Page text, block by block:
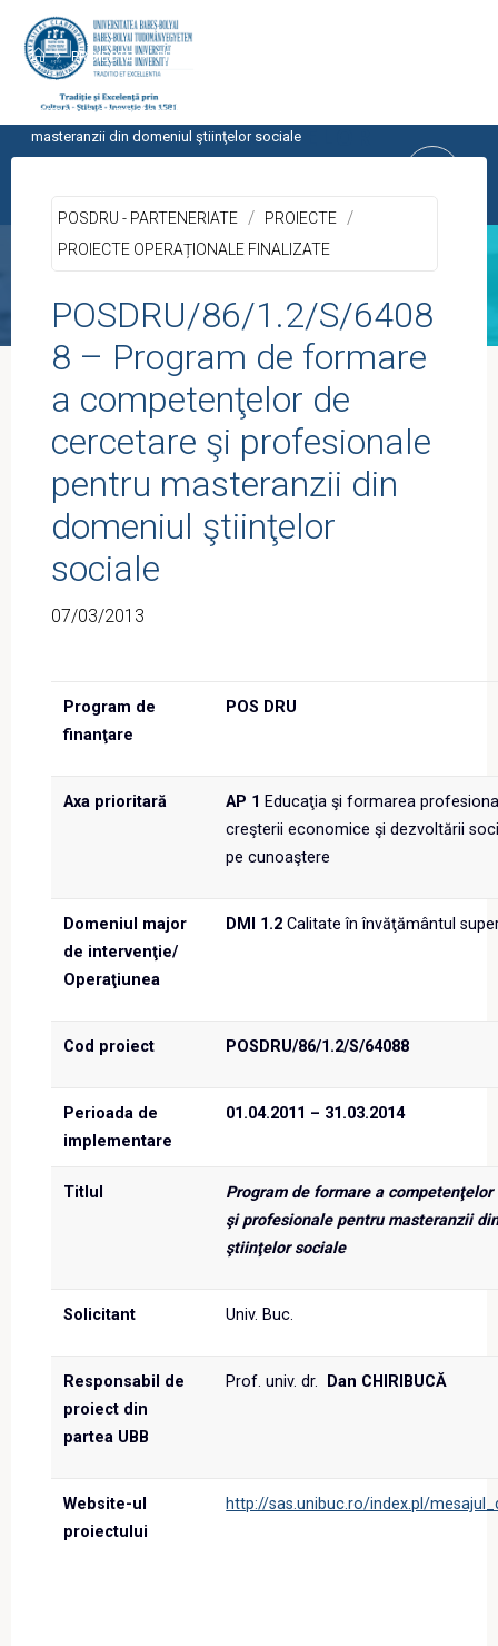
content
CENTRUL PROGRAMELOR
UNIVERSITATEA BABEŞ-BOLYAI, CLUJ-
NAPOCA
HomePROIECTE
PROIECTE OPERAȚIONALE FINALIZATE
POSDRU - PARTENERIATE
formare a competenţelor de cercetare şi profesionale pentru
masteranzii din domeniul ştiinţelor sociale
POSDRU - PARTENERIATE / PROIECTE /
PROIECTE OPERAȚIONALE FINALIZATE
POSDRU/86/1.2/S/6408
8 – Program de formare
a competenţelor de
cercetare şi profesionale
pentru masteranzii din
domeniul ştiinţelor
sociale
07/03/2013
Program de
finanţare
POS DRU
Axa prioritară AP 1 Educaţia şi formarea
creşterii economice şi dezvoltării
pe cunoaştere
Domeniul major
de intervenţie/
Operaţiunea
DMI 1.2 Calitate în învăţământul
Cod proiect POSDRU/86/1.2/S/64088
Perioada de
implementare
01.04.2011 – 31.03.2014
Titlul
Program de formare a competenţelor
şi profesionale pentru masteranzii
ştiinţelor sociale
Solicitant Univ. Buc.
Responsabil de
proiect din
partea UBB
Prof. univ. dr. Dan CHIRIBUCĂ
Website-ul
proiectului
http://sas.unibuc.ro/index.pl/